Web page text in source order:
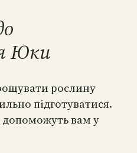
Юки
рослину
підготуватися.
допоможуть вам у